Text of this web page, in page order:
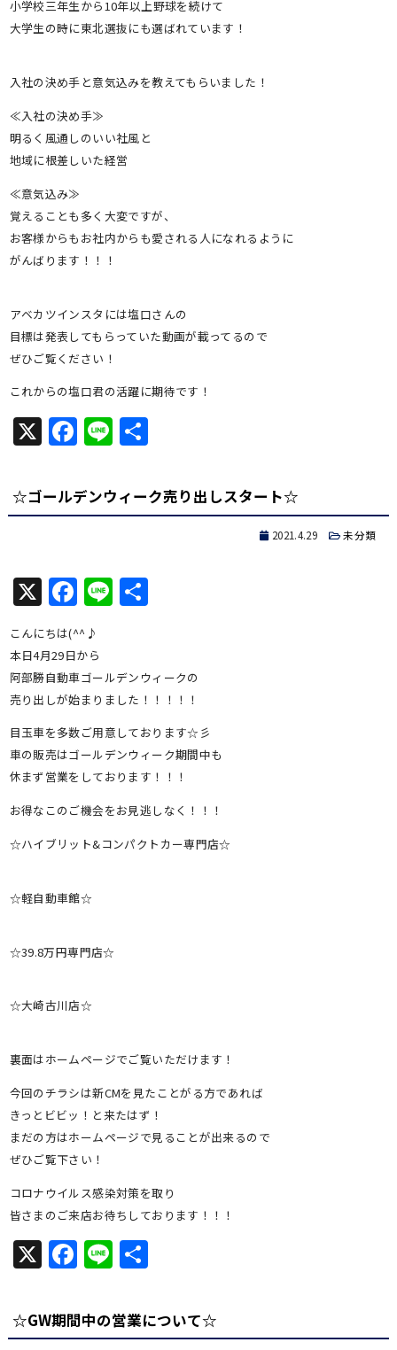
小学校三年生から10年以上野球を続けて
大学生の時に東北選抜にも選ばれています！
入社の決め手と意気込みを教えてもらいました！
≪入社の決め手≫
明るく風通しのいい社風と
地域に根差しいた経営
≪意気込み≫
覚えることも多く大変ですが、
お客様からもお社内からも愛される人になれるように
がんばります！！！
アベカツインスタには塩口さんの
目標は発表してもらっていた動画が載ってるので
ぜひご覧ください！
これからの塩口君の活躍に期待です！
X Facebook
Line共
☆ゴールデンウィーク売り出しスタート☆
2021.4.29 未分類
X Facebook
Line共
こんにちは(^^♪
本日4月29日から
阿部勝自動車ゴールデンウィークの
売り出しが始まりました！！！！！
目玉車を多数ご用意しております☆彡
車の販売はゴールデンウィーク期間中も
休まず営業をしております！！！
お得なこのご機会をお見逃しなく！！！
☆ハイブリット&コンパクトカー専門店☆
☆軽自動車館☆
☆39.8万円専門店☆
☆大崎古川店☆
裏面はホームページでご覧いただけます！
今回のチラシは新CMを見たことがる方であれば
きっとビビッ！と来たはず！
まだの方はホームページで見ることが出来るので
ぜひご覧下さい！
コロナウイルス感染対策を取り
皆さまのご来店お待ちしております！！！
X Facebook
Line共
☆GW期間中の営業について☆